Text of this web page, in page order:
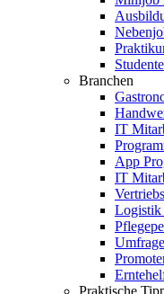
Branchen
IT
App
IT
Logistik
Praktische